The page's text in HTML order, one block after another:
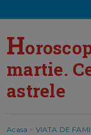
H
martie.
astrele
Acasa > VIATA DE